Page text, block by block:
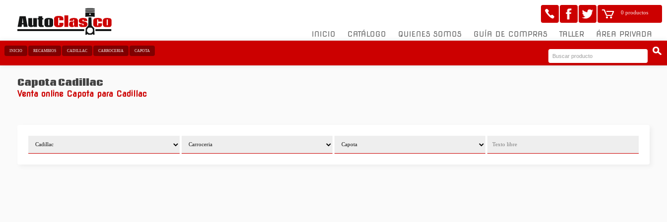
0 productos
INICIO CATÁLOGO QUIENES SOMOS GUÍA DE COMPRAS TALLER ÁREA PRIVADA
INICIO RECAMBIOS CADILLAC CARROCERIA CAPOTA
Capota Cadillac
Venta online Capota para Cadillac